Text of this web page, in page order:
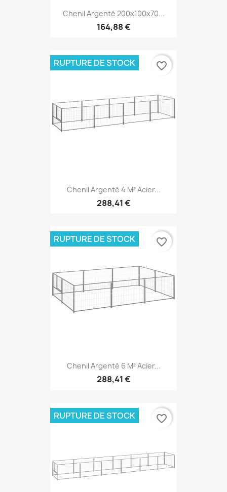
Chenil Argenté 200x100x70...
164,88 €
Chenil Argenté 4 M² Acier...
288,41 €
RUPTURE DE STOCK favorite_border
Chenil Argenté 6 M² Acier...
288,41 €
RUPTURE DE STOCK favorite_border
RUPTURE DE STOCK favorite_border